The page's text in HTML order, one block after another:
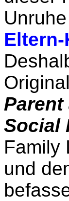
Social
Family
und